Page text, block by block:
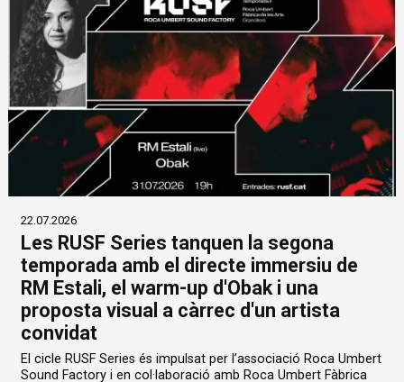
22.07.2026
Les RUSF Series tanquen la segona
temporada amb el directe immersiu de
RM Estali, el warm-up d'Obak i una
proposta visual a càrrec d'un artista
convidat
El cicle RUSF Series és impulsat per l’associació Roca Umbert
Sound Factory i en col·laboració amb Roca Umbert Fàbrica